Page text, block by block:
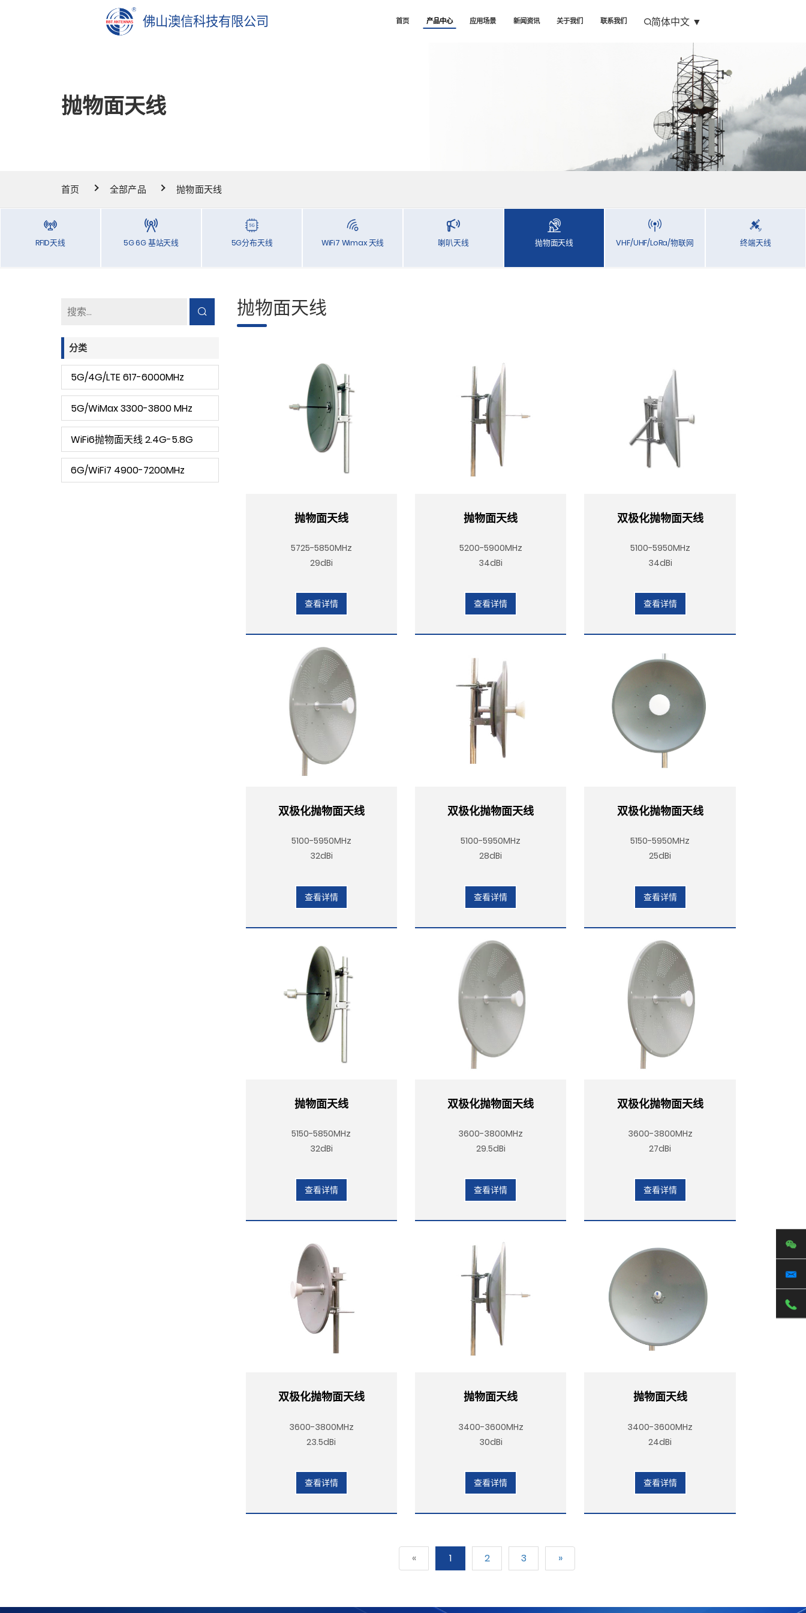
佛山澳信科技有限公司 首页 产品中心 应用场景 新闻资讯 关于我们 联系我们 简体中文 ▼
抛物面天线
首页 全部产品 抛物面天线
RFID天线 5G 6G 基站天线 5G分布天线 WiFi7 Wimax 天线 喇叭天线 抛物面天线 VHF/UHF/LoRa/物联网 终端天线
分类
5G/4G/LTE 617-6000MHz
5G/WiMax 3300-3800 MHz
WiFi6抛物面天线 2.4G-5.8G
6G/WiFi7 4900-7200MHz
抛物面天线
抛物面天线
5725-5850MHz
29dBi
查看详情
抛物面天线
5200-5900MHz
34dBi
查看详情
双极化抛物面天线
5100-5950MHz
34dBi
查看详情
双极化抛物面天线
5100-5950MHz
32dBi
查看详情
双极化抛物面天线
5100-5950MHz
28dBi
查看详情
双极化抛物面天线
5150-5950MHz
25dBi
查看详情
抛物面天线
5150-5850MHz
32dBi
查看详情
双极化抛物面天线
3600-3800MHz
29.5dBi
查看详情
双极化抛物面天线
3600-3800MHz
27dBi
查看详情
双极化抛物面天线
3600-3800MHz
23.5dBi
查看详情
抛物面天线
3400-3600MHz
30dBi
查看详情
抛物面天线
3400-3600MHz
24dBi
查看详情
« 1 2 3 »